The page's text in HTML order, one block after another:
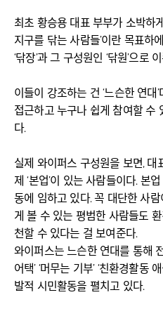
최초 황승용 대표 부부가 소박하
지구를 닦는 사람들’이란 목표하
‘닦장’과 그 구성원인 ‘닦원’으로
이들이 강조하는 건 ‘느슨한 연대
접근하고 누구나 쉽게 참여할 수
다.
실제 와이퍼스 구성원을 보면,
제 ‘본업’이 있는 사람들이다. 본
동에 임하고 있다. 꼭 대단한 사
게 볼 수 있는 평범한 사람들도
천할 수 있다는 걸 보여준다.
와이퍼스는 느슨한 연대를 통해
어택’ ‘머무는 기부’ ‘친환경활동
발적 시민활동을 펼치고 있다.